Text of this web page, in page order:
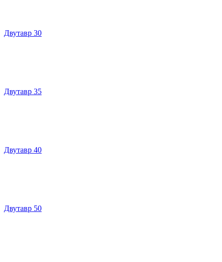
Двутавр 30
Двутавр 35
Двутавр 40
Двутавр 50